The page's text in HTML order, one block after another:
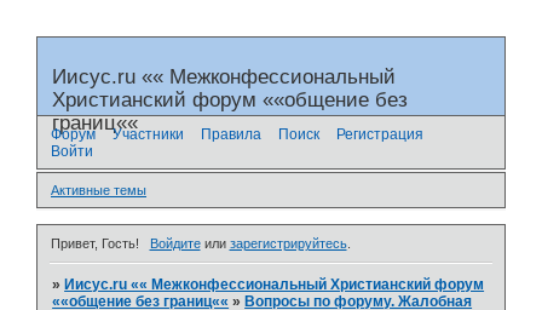
Иисус.ru «« Межконфессиональный
Христианский форум ««общение без
границ««
Форум Участники Правила Поиск
Регистрация
Войти
Активные темы
Привет, Гость! Войдитеили зарегистрируйтесь.
»Иисус.ru «« Межконфессиональный Христианский форум
««общение без границ«« »Вопросы по форуму. Жалобная